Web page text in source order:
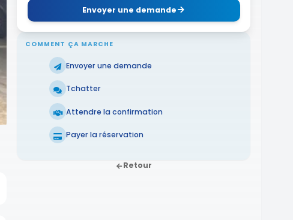
Envoyer une demande
COMMENT ÇA MARCHE
Envoyer une demande
Tchatter
Attendre la confirmation
Payer la réservation
Retour